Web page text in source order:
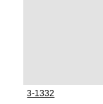
3-1332